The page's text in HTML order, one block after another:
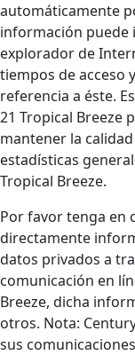
automáticamente
información puede
explorador de
tiempos de acceso
referencia a éste.
21 Tropical Breeze
mantener la
estadísticas
Tropical Breeze.
Por favor tenga en
directamente
datos privados a
comunicación en
Breeze, dicha
otros. Nota:
sus